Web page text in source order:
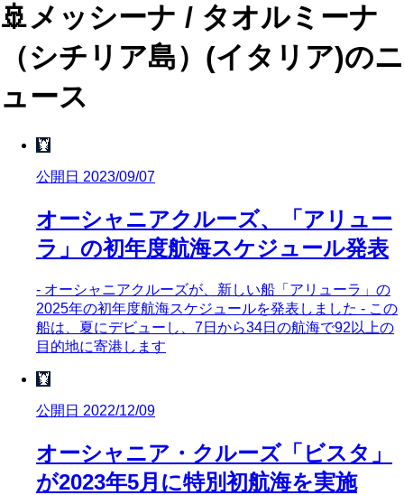
🚢メッシーナ / タオルミーナ
（シチリア島）(イタリア)のニ
ュース
🦞
公開日 2023/09/07
オーシャニアクルーズ、「アリュー
ラ」の初年度航海スケジュール発表
- オーシャニアクルーズが、新しい船「アリューラ」の
2025年の初年度航海スケジュールを発表しました - この
船は、夏にデビューし、7日から34日の航海で92以上の
目的地に寄港します
🦞
公開日 2022/12/09
オーシャニア・クルーズ「ビスタ」
が2023年5月に特別初航海を実施